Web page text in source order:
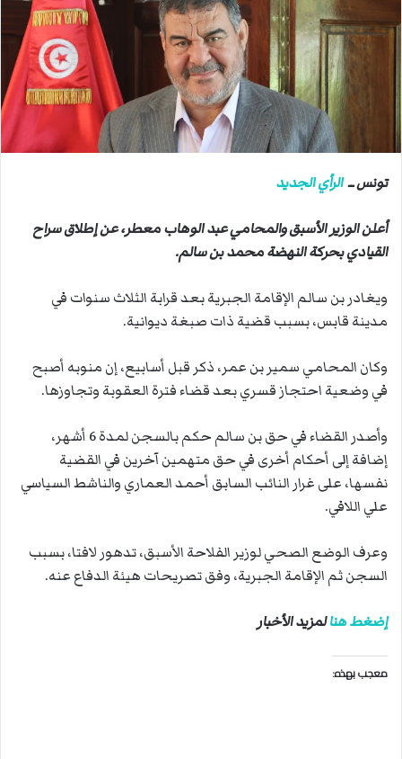
ي
ا
إ
ك
تونس ــالرأي الجديد
أعلن الوزير الأسبق والمحامي عبد الوهاب معطر، عن إطلاق سراح
القيادي بحركة النهضة محمد بن سالم.
ويغادر بن سالم الإقامة الجبرية بعد قرابة الثلاث سنوات في
مدينة قابس، بسبب قضية ذات صبغة ديوانية.
وكان المحامي سمير بن عمر، ذكر قبل أسابيع، إن منوبه أصبح
في وضعية احتجاز قسري بعد قضاء فترة العقوبة وتجاوزها.
وأصدر القضاء في حق بن سالم حكم بالسجن لمدة 6 أشهر،
إضافة إلى أحكام أخرى في حق متهمين آخرين في القضية
نفسها، على غرار النائب السابق أحمد العماري والناشط السياسي
علي اللافي.
وعرف الوضع الصحي لوزير الفلاحة الأسبق، تدهور لافتا، بسبب
السجن ثم الإقامة الجبرية، وفق تصريحات هيئة الدفاع عنه.
إضغط هنالمزيد الأخبار
معجب بهذه: